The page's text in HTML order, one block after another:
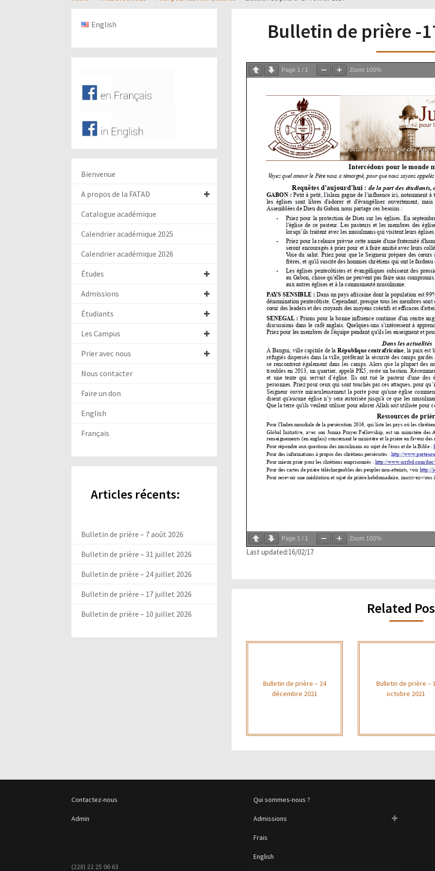
Bulletin de prière -
Page 1 / 1 Zoom 100%
Page 1 / 1 Zoom 100%
Last updated:16/02/17
Related
Bulletin de prière – 24
décembre 2021
Bulletin de prière –
octobre 2021
English
Bienvenue
A propos de la FATAD
Catalogue académique
Calendrier académique 2025
Calendrier académique 2026
Études
Admissions
Étudiants
Les Campus
Prier avec nous
Nous contacter
Faire un don
English
Français
Articles récents:
Bulletin de prière – 7 août 2026
Bulletin de prière – 31 juillet 2026
Bulletin de prière – 24 juillet 2026
Bulletin de prière – 17 juillet 2026
Bulletin de prière – 10 juillet 2026
Contactez-nous
Admin
(228) 22 25 06 63
Qui sommes-nous ?
Admissions
Frais
English